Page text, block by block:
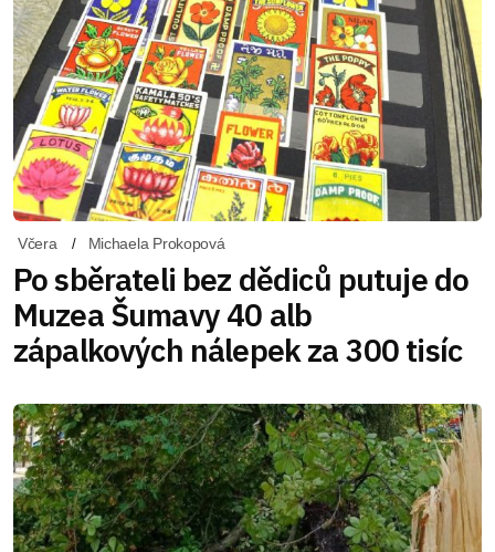
Včera Michaela Prokopová
Po sběrateli bez dědiců putuje do
Muzea Šumavy 40 alb
zápalkových nálepek za 300 tisíc